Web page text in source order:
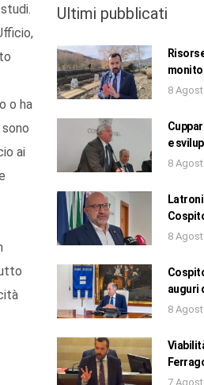
o ha
ai
Ultimi pubblicati
8
e
8
8
auguri
8
7